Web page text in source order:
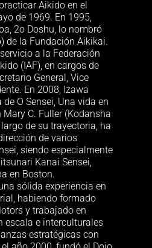
Aikido en el
de 1969. En 1995,
2o Doshu, lo nombró
de la Fundación Aikikai.
a la Federación
(IAF), en cargos de
General, Vice
En 2008, Izawa
O Sensei, Una vida en
C. Fuller (Kodansha
de su trayectoria, ha
de varios
siendo especialmente
Kanai Sensei,
en Boston.
sólida experiencia en
habiendo formado
y trabajado en
escala e interculturales
estratégicas con